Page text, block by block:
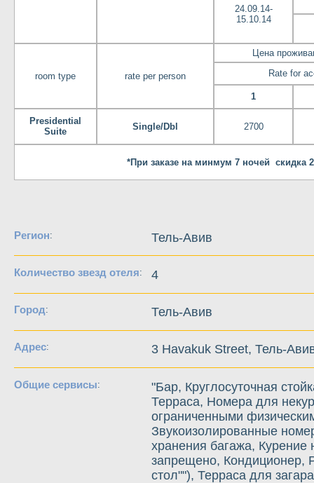
24.09.14-
15.10.14
room type rate per person
Цена
Rate for
1
Presidential
Suite
Single/Dbl 2700
*При заказе на минмум 7 ночей скидка
Регион: Тель-Авив
Количество звезд отеля: 4
Город: Тель-Авив
Адрес: 3 Havakuk Street, Тель-
Общие сервисы:
"Бар, Круглосуточная
Терраса, Номера для
ограниченными
Звукоизолированные
хранения багажа, Курение
запрещено, Кондиционер,
стол""), Терраса для